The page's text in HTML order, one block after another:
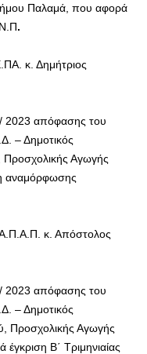
Παλαμά, που αφορά
.
κ. Δημήτριος
2023 απόφασης του
– Δημοτικός
Προσχολικής Αγωγής
αναμόρφωσης
κ. Απόστολος
2023 απόφασης του
– Δημοτικός
Προσχολικής Αγωγής
Β΄ Τριμηνιαίας